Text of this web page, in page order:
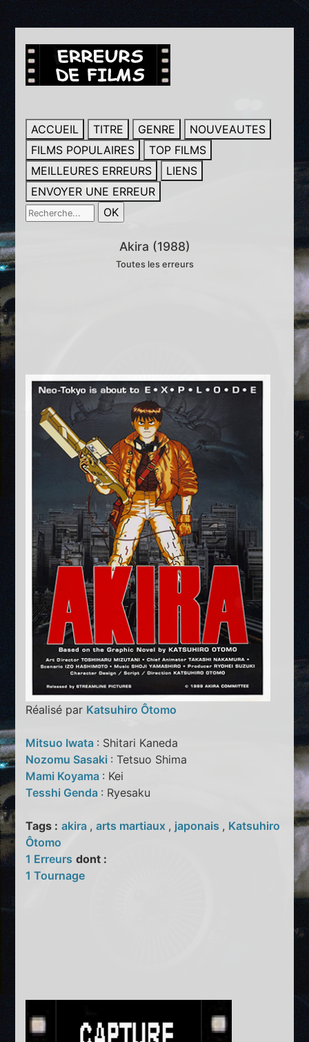
ACCUEIL TITRE GENRE
NOUVEAUTES
FILMS POPULAIRES
TOP FILMS
MEILLEURES ERREURS
LIENS
ENVOYER UNE ERREUR
Akira (1988)
Toutes les erreurs
Réalisé par Katsuhiro Ôtomo
Mitsuo Iwata : Shitari Kaneda
Nozomu Sasaki : Tetsuo Shima
Mami Koyama : Kei
Tesshi Genda : Ryesaku
Tags : akira ,arts martiaux , japonais , Katsuhiro
Ôtomo
1 Erreurs dont :
1 Tournage